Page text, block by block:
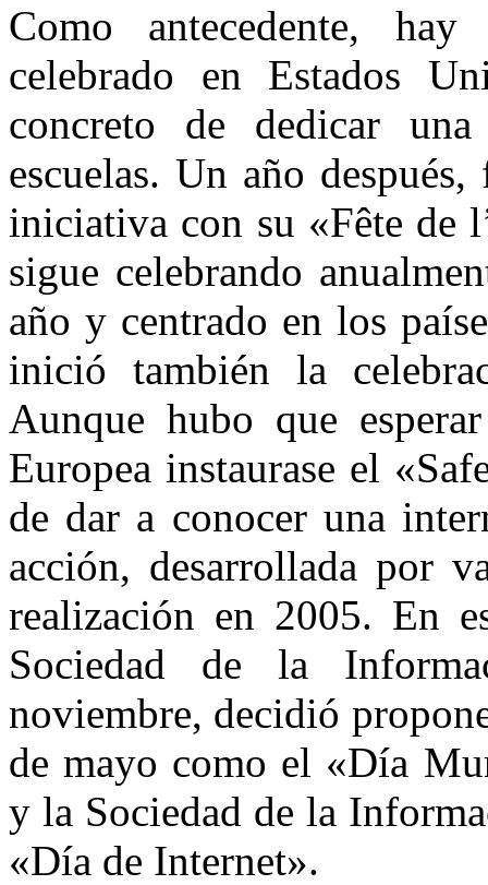
Como antecedente,
celebrado en Estados
concreto de dedicar
escuelas. Un año
iniciativa con su «Fête de
sigue celebrando
año y centrado en los
inició también la
Aunque hubo que
Europea instaurase el
de dar a conocer una
acción, desarrollada por
realización en 2005. En
Sociedad de la
noviembre, decidió
de mayo como el «Día
y la Sociedad de la
«Día de Internet».